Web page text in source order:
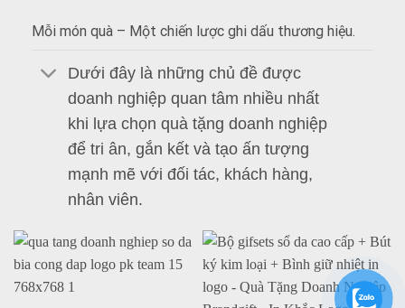
Mỗi món quà – Một chiến lược ghi dấu thương hiệu.
Dưới đây là những chủ đề được
doanh nghiệp quan tâm nhiều nhất
khi lựa chọn quà tặng doanh nghiệp
để tri ân, gắn kết và tạo ấn tượng
mạnh mẽ với đối tác, khách hàng,
nhân viên.